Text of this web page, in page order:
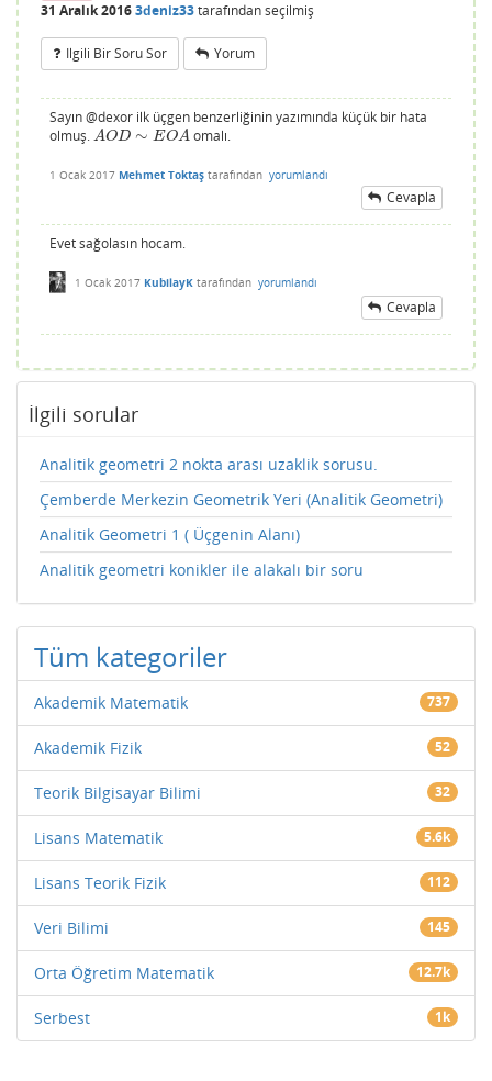
31 Aralık 20163deniz33tarafındanseçilmiş
Ilgili Bir Soru Sor Yorum
Sayın @dexor ilk üçgen benzerliğinin yazımında küçük bir hata
olmuş. AOD ∼ EOA
AOD∼ EO A omalı.
1 Ocak 2017 Mehmet Toktaş tarafından yorumlandı
Cevapla
Evet sağolasın hocam.
1 Ocak 2017 KubilayK tarafından yorumlandı
Cevapla
İlgili sorular
Analitik geometri 2 nokta arası uzaklik sorusu.
Çemberde Merkezin Geometrik Yeri (Analitik Geometri)
Analitik Geometri 1 ( Üçgenin Alanı)
Analitik geometri konikler ile alakalı bir soru
Tüm kategoriler
Akademik Matematik 737
Akademik Fizik 52
Teorik Bilgisayar Bilimi 32
Lisans Matematik 5.6k
Lisans Teorik Fizik 112
Veri Bilimi 145
Orta Öğretim Matematik 12.7k
Serbest 1k